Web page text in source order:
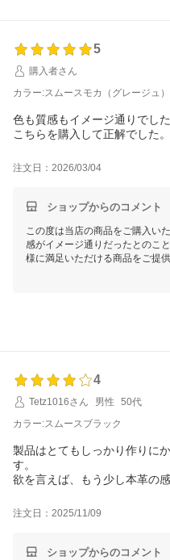
5
購入者さん
カラー:スムースモカ（グレージュ）
色も質感もイメージ通りでした
注文日：2026/03/04
ショップからのコメント
この度は当店の商品をご購入い
感がイメージ通りだったとのこ
様に満足いただける商品をご提
4
Tetz1016さん
男性
50代
カラー:スムースブラック
製品はとてもしっかり作りに
す。
欲を言えば、もう少し本革の
注文日：2025/11/09
ショップからのコメント